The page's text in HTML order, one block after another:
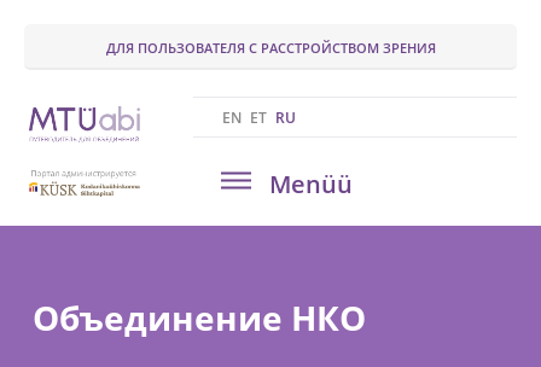
ДЛЯ ПОЛЬЗОВАТЕЛЯ С РАССТРОЙСТВОМ ЗРЕНИЯ
EN ET RU
Menüü
Объединение НКО